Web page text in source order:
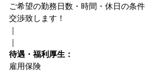
ご希望の勤務日数・時間・休日の条件
交渉致します！
｜
｜
待遇・福利厚生：
雇用保険